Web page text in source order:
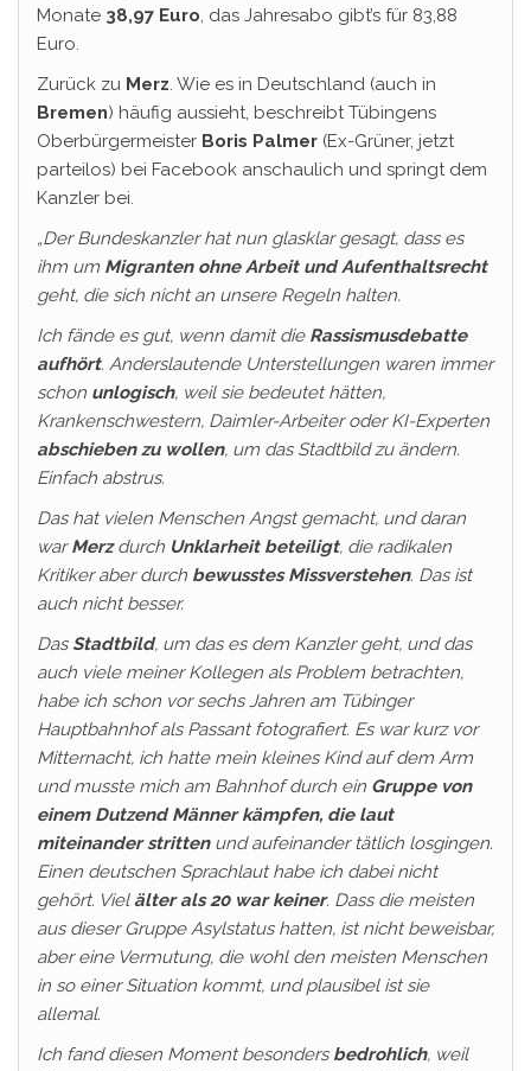
Monate 38,97 Euro, das Jahresabo gibt’s für 83,88
Euro.
Zurück zu Merz. Wie es in Deutschland (auch in
Bremen) häufig aussieht, beschreibt Tübingens
Oberbürgermeister Boris Palmer (Ex-Grüner, jetzt
parteilos) bei Facebook anschaulich und springt dem
Kanzler bei.
„Der Bundeskanzler hat nun glasklar gesagt, dass es
ihm um Migranten ohne Arbeit und Aufenthaltsrecht
geht, die sich nicht an unsere Regeln halten.
Ich fände es gut, wenn damit die Rassismusdebatte
aufhört. Anderslautende Unterstellungen waren immer
schon unlogisch, weil sie bedeutet hätten,
Krankenschwestern, Daimler-Arbeiter oder KI-Experten
abschieben zu wollen, um das Stadtbild zu ändern.
Einfach abstrus.
Das hat vielen Menschen Angst gemacht, und daran
warMerzdurch Unklarheit beteiligt, die radikalen
Kritiker aber durch bewusstes Missverstehen. Das ist
auch nicht besser.
Das Stadtbild, um das es dem Kanzler geht, und das
auch viele meiner Kollegen als Problem betrachten,
habe ich schon vor sechs Jahren am Tübinger
Hauptbahnhof als Passant fotografiert. Es war kurz vor
Mitternacht, ich hatte mein kleines Kind auf dem Arm
und musste mich am Bahnhof durch ein Gruppe von
einem Dutzend Männer kämpfen, die laut
miteinander stritten und aufeinander tätlich losgingen.
Einen deutschen Sprachlaut habe ich dabei nicht
gehört. Viel älter als 20 war keiner. Dass die meisten
aus dieser Gruppe Asylstatus hatten, ist nicht beweisbar,
aber eine Vermutung, die wohl den meisten Menschen
in so einer Situation kommt, und plausibel ist sie
allemal.
Ich fand diesen Moment besonders bedrohlich, weil